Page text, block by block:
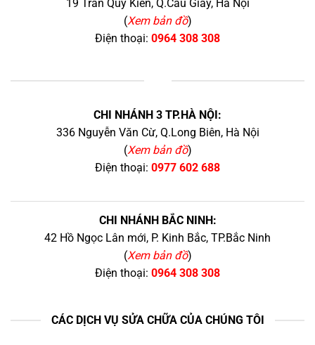
19 Trần Quý Kiên, Q.Cầu Giấy, Hà Nội
(Xem bản đồ)
Điện thoại: 0964 308 308
CHI NHÁNH 3 TP.HÀ NỘI:
336 Nguyễn Văn Cừ, Q.Long Biên, Hà Nội
(Xem bản đồ)
Điện thoại: 0977 602 688
CHI NHÁNH BẮC NINH:
42 Hồ Ngọc Lân mới, P. Kinh Bắc, TP.Bắc Ninh
(Xem bản đồ)
Điện thoại: 0964 308 308
CÁC DỊCH VỤ SỬA CHỮA CỦA CHÚNG TÔI